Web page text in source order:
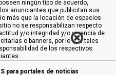
ningún tipo de acuerdo,
anunciantes que publicitan sus
más que la locación de espacios
no se responsabilizan respecto
y/o integridad y/o vigencia de
o banners, por lo que tales
de los respectivos
para portales de noticias